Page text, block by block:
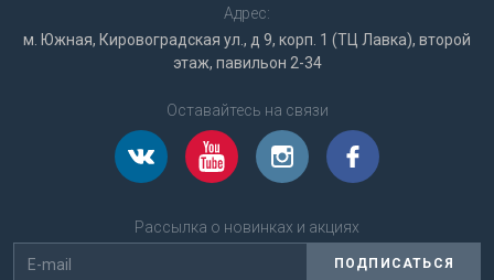
Адрес:
м. Южная, Кировоградская ул., д 9, корп. 1 (ТЦ Лавка), второй
этаж, павильон 2-34
Оставайтесь на связи
Рассылка о новинках и акциях
ПОДПИСАТЬСЯ